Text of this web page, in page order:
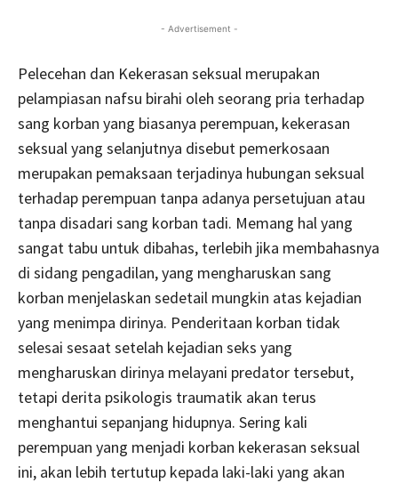
- Advertisement -
Pelecehan dan Kekerasan seksual merupakan
pelampiasan nafsu birahi oleh seorang pria terhadap
sang korban yang biasanya perempuan, kekerasan
seksual yang selanjutnya disebut pemerkosaan
merupakan pemaksaan terjadinya hubungan seksual
terhadap perempuan tanpa adanya persetujuan atau
tanpa disadari sang korban tadi. Memang hal yang
sangat tabu untuk dibahas, terlebih jika membahasnya
di sidang pengadilan, yang mengharuskan sang
korban menjelaskan sedetail mungkin atas kejadian
yang menimpa dirinya. Penderitaan korban tidak
selesai sesaat setelah kejadian seks yang
mengharuskan dirinya melayani predator tersebut,
tetapi derita psikologis traumatik akan terus
menghantui sepanjang hidupnya. Sering kali
perempuan yang menjadi korban kekerasan seksual
ini, akan lebih tertutup kepada laki-laki yang akan